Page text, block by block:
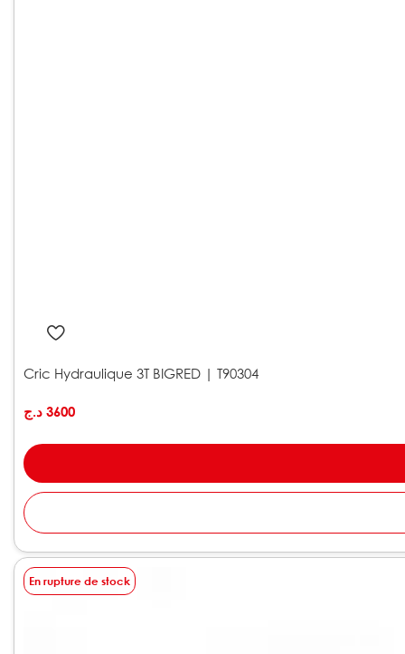
Cric Hydraulique 3T BIGRED | T90304
3600 د.ج
En rupture de stock